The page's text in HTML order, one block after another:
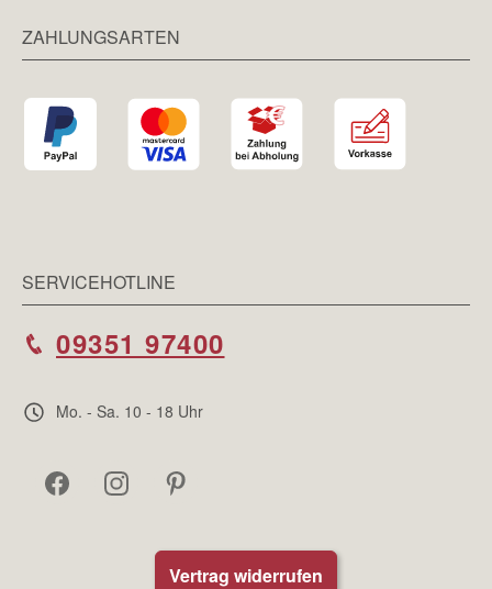
ZAHLUNGSARTEN
SERVICEHOTLINE
09351 97400
Mo. - Sa. 10 - 18 Uhr
Vertrag widerrufen